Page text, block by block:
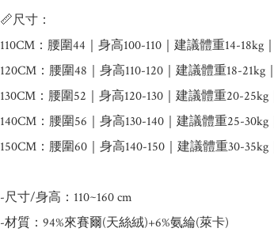
📏尺寸：
110CM：腰圍44｜身高100-110｜建議體重14-18kg｜
120CM：腰圍48｜身高110-120｜建議體重18-21kg｜
130CM：腰圍52｜身高120-130｜建議體重20-25kg｜
140CM：腰圍56｜身高130-140｜建議體重25-30kg｜
150CM：腰圍60｜身高140-150｜建議體重30-35kg｜
-尺寸/身高：110~160 cm
-材質：94%來賽爾(天絲絨)+6%氨綸(萊卡)